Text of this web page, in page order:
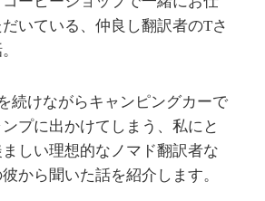
いている、仲良し翻訳者のTさ
続けながらキャンピングカーで
プに出かけてしまう、私にと
しい理想的なノマド翻訳者な
から聞いた話を紹介します。